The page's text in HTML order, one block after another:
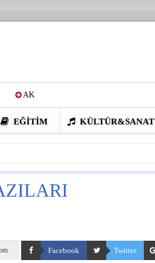
AK
ŞENLİĞİ
EĞITIM KÜLTÜR&SANAT
Facebook Twitter